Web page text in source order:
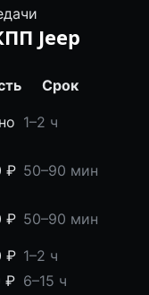
Jeep
Срок
1–2 ч
₽ 50–90 мин
₽ 50–90 мин
₽ 1–2 ч
₽ 6–15 ч